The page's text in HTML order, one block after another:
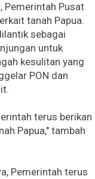
Pemerintah Pusat
tanah Papua.
sebagai
untuk
kesulitan yang
PON dan
terus berikan
Papua," tambah
Pemerintah terus